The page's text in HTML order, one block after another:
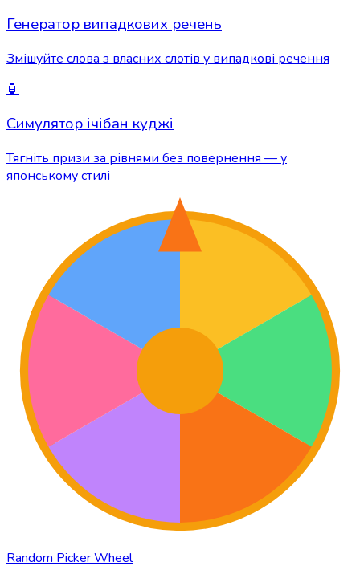
Генератор випадкових речень
Змішуйте слова з власних слотів у випадкові речення
🏮
Симулятор ічібан куджі
Тягніть призи за рівнями без повернення — у
японському стилі
Random Picker Wheel